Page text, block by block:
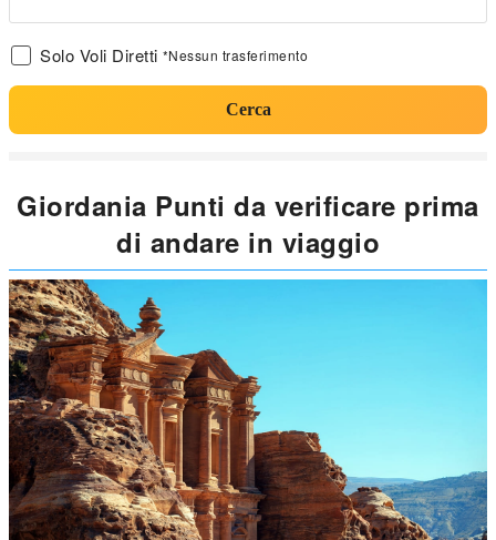
Solo Voli Diretti *Nessun trasferimento
Cerca
Giordania Punti da verificare prima
di andare in viaggio